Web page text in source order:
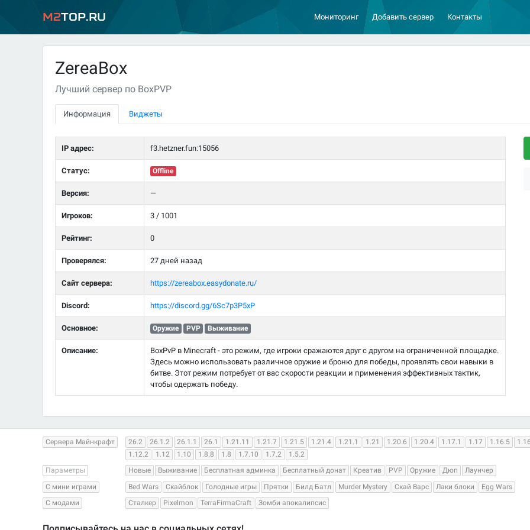
M2Top.ru Мониторинг Добавить сервер Контакты
ZereaBox
Лучший сервер по BoxPVP
Информация Виджеты
IP адрес: f3.hetzner.fun:15056
Статус: Offline
Версия: —
Игроков: 3 / 1001
Рейтинг: 0
Проверялся: 27 дней назад
Сайт сервера: https://zereabox.easydonate.ru/
Discord: https://discord.gg/6Sc7p3P5xP
Основное: Оружие PVP Выживание
Описание:
BoxPvP в Minecraft - это режим, где игроки сражаются друг с другом на ограниченной площадке.
Здесь можно использовать различное оружие и броню для победы, проявлять свои навыки в
битве. Этот режим потребует от вас скорости реакции и применения эффективных тактик,
чтобы одержать победу.
Сервера Майнкрафт 26.2 26.1.2 26.1.1 26.1 1.21.11 1.21.7 1.21.5 1.21.4 1.21.1 1.21 1.20.6 1.20.4 1.17.1 1.17 1.16.5
1.12.2
1.12 1.10 1.8.8 1.8 1.7.10 1.7.2
1.5.2
Параметры
Новые Выживание Бесплатная админка Бесплатный донат Креатив PVP Оружие Дюп
Лаунчер
С мини играми
Bed Wars Скайблок Голодные игры Прятки Билд Батл Murder Mystery Скай Варс Лаки блоки
Egg Wars
С модами
Сталкер Pixelmon TerraFirmaCraft Зомби апокалипсис